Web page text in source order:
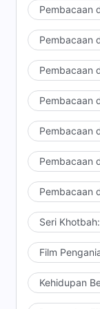
waktu itu,
ada yang
Karunia,
keajaiban,
ini. Manusia
Oleh karena
supaya
agamawi
datang untuk
dan Firman
perkara ini,
bekerja,
akhir
Pembacaan
Pembacaan
Pembacaan
Pembacaan
Pembacaan
Pembacaan
Pembacaan
Seri
Film
Kehidupan